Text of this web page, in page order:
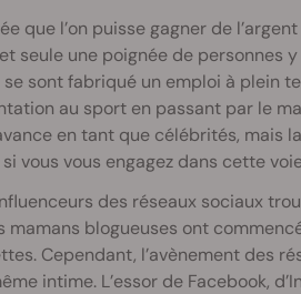
que l’on puisse gagner de
seule une poignée de personnes
sont fabriqué un emploi à plein
au sport en passant par le
en tant que célébrités, mais
vous vous engagez dans cette
des réseaux sociaux
mamans blogueuses ont
Cependant, l’avènement des
intime. L’essor de Facebook,